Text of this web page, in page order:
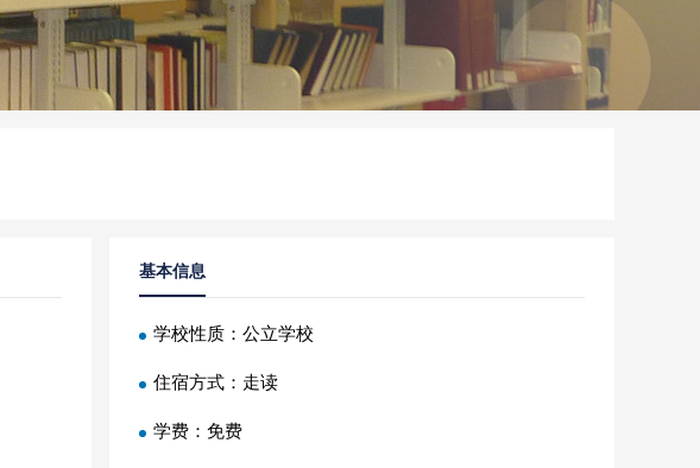
基本信息
学校性质：公立学校
住宿方式：走读
学费：免费